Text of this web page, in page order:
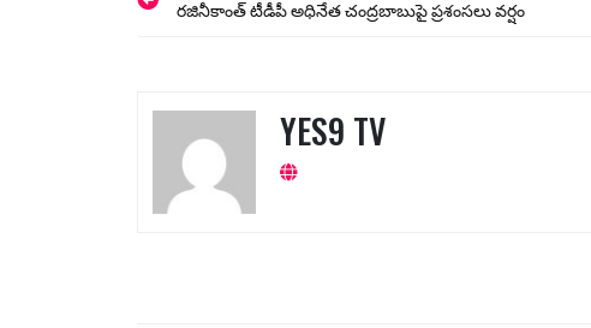
navigation
రజినీకాంత్ టీడీపీ అధినేత చంద్రబాబుపై ప్రశంసలు వర్షం
YES9 TV